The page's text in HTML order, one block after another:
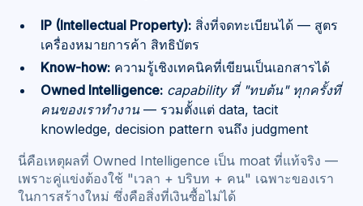
IP (Intellectual Property): สิ่งที่จดทะเบียนได้ — สูตร
เครื่องหมายการค้า สิทธิบัตร
Know-how: ความรู้เชิงเทคนิคที่เขียนเป็นเอกสารได้
Owned Intelligence: capability ที่ "ทบต้น" ทุกครั้งที่
คนของเราทำงาน — รวมตั้งแต่ data, tacit
knowledge, decision pattern จนถึง judgment
นี่คือเหตุผลที่ Owned Intelligence เป็น moat ที่แท้จริง —
เพราะคู่แข่งต้องใช้ "เวลา + บริบท + คน" เฉพาะของเรา
ในการสร้างใหม่ ซึ่งคือสิ่งที่เงินซื้อไม่ได้